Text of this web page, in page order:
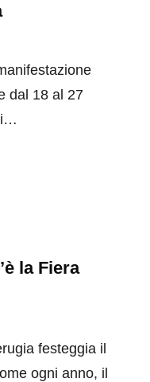
dal 18 al 27
la Fiera
festeggia il
ogni anno, il